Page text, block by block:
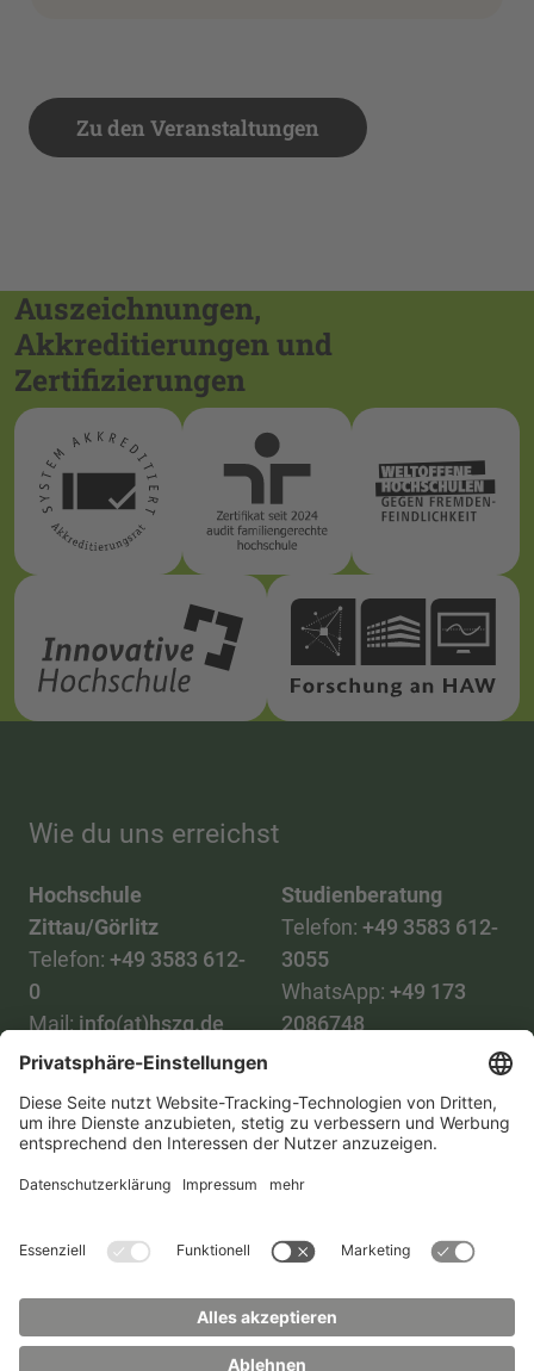
Zu den Veranstaltungen
Auszeichnungen,
Akkreditierungen und
Zertifizierungen
Wie du uns erreichst
Hochschule
Zittau/Görlitz
Telefon: +49 3583 612-
0
Mail:info(at)hszg.de
Studienberatung
Telefon: +49 3583 612-
3055
WhatsApp: +49 173
2086748
Alle StudiengängeDatenschutz
ImpressumBarrierefreiheitPresse